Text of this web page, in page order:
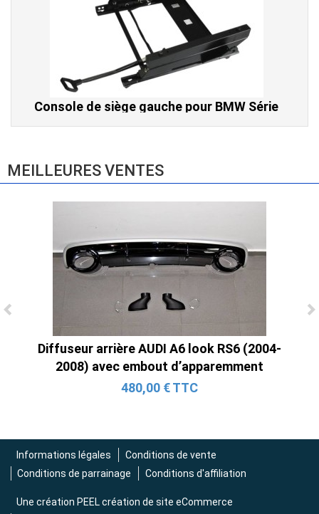
Ligne Cat-Back Active 4 Sorties avec
Tube en H pour Ford Mustang GT & V6
(2015-2023)
2 690,00 € TTC
Console de siège gauche pour BMW Série
3 E46 (hors Cabriolet et CSL) et BMW X3
E83 (2004-2010)
MEILLEURES VENTES
Diffuseur arrière AUDI A6 look RS6 (2004-
2008) avec embout d’apparemment
480,00 € TTC
Informations légales
Conditions de vente
Conditions de parrainage
Conditions d'affiliation
Une création PEEL création de site eCommerce